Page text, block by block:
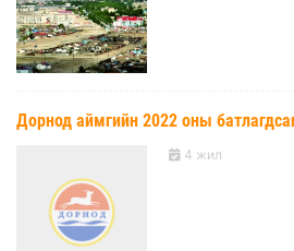
Дорнод аймгийн 2022 оны
4 жил